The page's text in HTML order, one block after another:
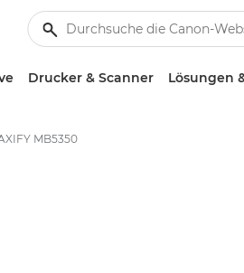
Drucker & Scanner Lösungen
MB5350